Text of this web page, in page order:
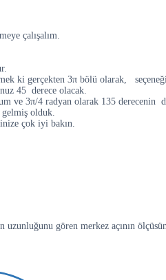
çalışalım.
ki gerçekten 3π bölü olarak,
45 derece olacak.
ve 3π/4 radyan olarak 135 derecenin
olduk.
çok iyi bakın.
uzunluğunu gören merkez açının